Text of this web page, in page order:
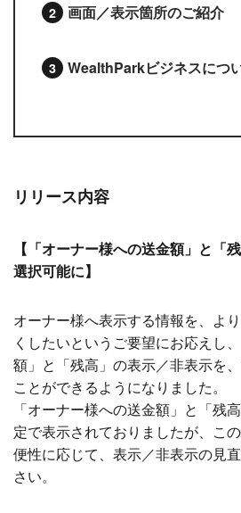
画面／表示箇所のご紹介
WealthParkビジネスにつ
リリース内容
【「オーナー様への送金額」と「
選択可能に】
オーナー様へ表示する情報を、よ
くしたいというご要望にお応えし
額」と「残高」の表示／非表示を
ことができるようになりました。
「オーナー様への送金額」と「残
定で表示されておりましたが、こ
便性に応じて、表示／非表示の見
さい。